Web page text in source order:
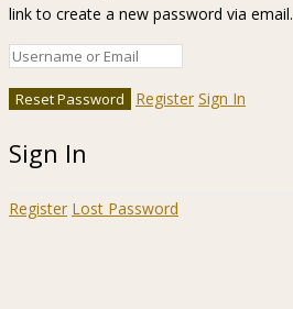
link to create a new password via email.
Register Sign In
Sign In
Register Lost Password